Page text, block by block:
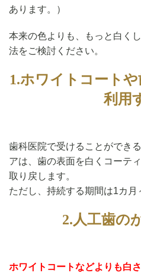
あります。）
本来の色よりも、もっと白く
法をご検討ください。
1.ホワイトコート
利用
歯科医院で受けることができ
アは、歯の表面を白くコーテ
取り戻します。
ただし、持続する期間は1カ月
2.人工歯の
ホワイトコートなどよりも白